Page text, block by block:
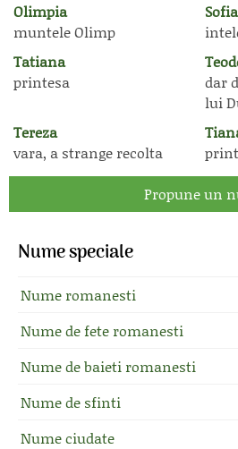
Olimpia
muntele Olimp
Tatiana
printesa
dar
lui
Tereza
vara, a strange recolta
Propune un
Nume speciale
Nume romanesti
Nume de fete romanesti
Nume de baieti romanesti
Nume de sfinti
Nume ciudate